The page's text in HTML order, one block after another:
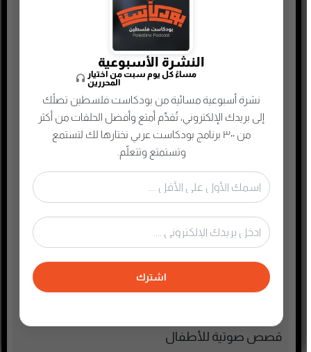
سيرة ذاتية
صحافة وإعلام جديد
عام
علوم وصحة
غير مصنف
فكر وفلسفة
فلسطين
فنون وترفيه
قرآن كريم ومحاضرات
قصص صوتية للأطفال
النشرة الأسبوعية
مساءً كل يوم سبت من اختيار
المحررين
نشرة أسبوعية مسائية من بودكاست فلسطين تصلُك
إلى بريدك الإلكتروني، تُقدِّم أمتع وأفضل الحلقات من أكثر
من ٣٠٠ برنامج بودكاست عربي نختارها لك لتستمع
وتستمتع وتتعلّم.
اشترك